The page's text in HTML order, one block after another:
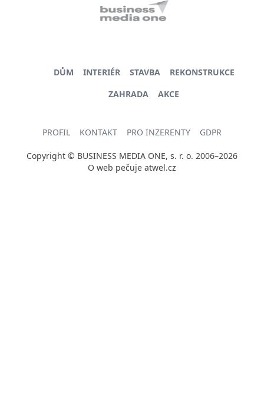
DŮM INTERIÉR STAVBA
REKONSTRUKCE
ZAHRADA
AKCE
PROFIL KONTAKT PRO INZERENTY GDPR
Copyright © BUSINESS MEDIA ONE, s. r. o. 2006–2026